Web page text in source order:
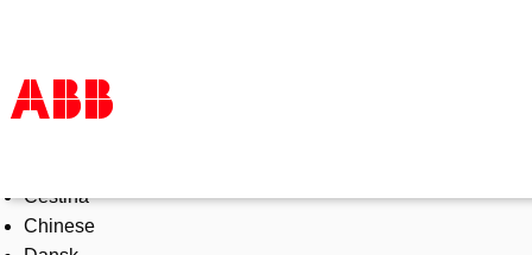
Products & Solutions
Industries
Čeština
Chinese